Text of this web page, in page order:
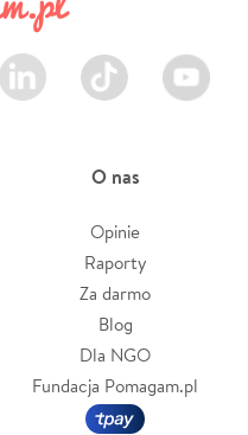
LinkedIn TikTok Youtube
O nas
Opinie
Raporty
Za darmo
Blog
Dla NGO
Fundacja Pomagam.pl